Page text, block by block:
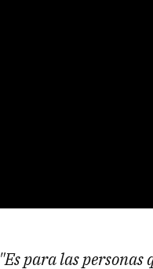
"Es para las personas